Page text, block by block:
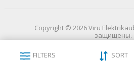
Copyright © 2026 Viru
защищены.
FILTERS SORT